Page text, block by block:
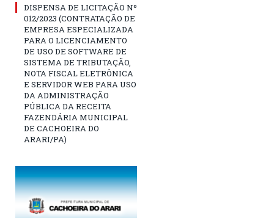
DISPENSA DE LICITAÇÃO Nº
012/2023 (CONTRATAÇÃO DE
EMPRESA ESPECIALIZADA
PARA O LICENCIAMENTO
DE USO DE SOFTWARE DE
SISTEMA DE TRIBUTAÇÃO,
NOTA FISCAL ELETRÔNICA
E SERVIDOR WEB PARA USO
DA ADMINISTRAÇÃO
PÚBLICA DA RECEITA
FAZENDÁRIA MUNICIPAL
DE CACHOEIRA DO
ARARI/PA)